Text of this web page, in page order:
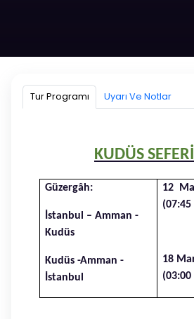
Kayıtlarımız dolmuştur. İlginiz için
12 MART 2026 - 18 MART 2026
Hemen Ara!
Whatsapptan Yaz!
Tur Programı Uyarı Ve Notlar
KUDÜS
Güzergâh:
İstanbul – Amman -
Kudüs
Kudüs -Amman -
İstanbul
12
18